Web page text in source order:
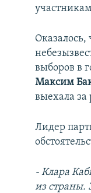
выборов в
Максим
выехала за
Лидер
- Клара
из страны.